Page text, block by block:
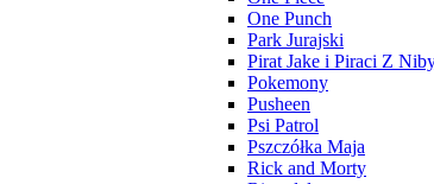
One Punch
Park Jurajski
Pirat Jake i Piraci Z
Pokemony
Pusheen
Psi Patrol
Pszczółka Maja
Rick and Morty